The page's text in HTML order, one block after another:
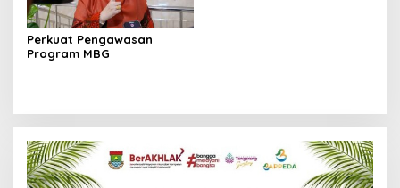
Perkuat Pengawasan
Program MBG